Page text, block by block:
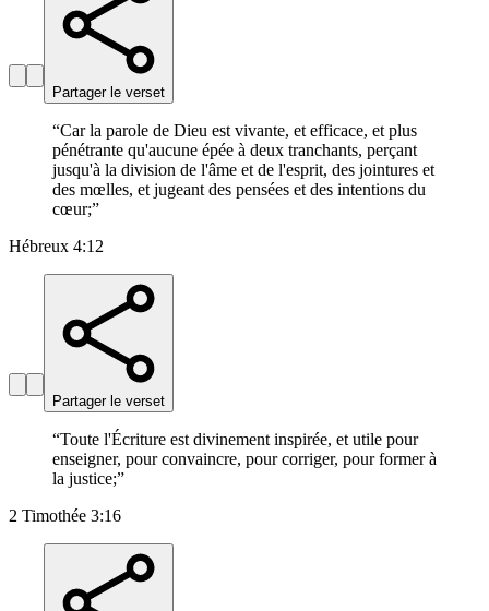
Partager le verset
“Car la parole de Dieu est vivante, et efficace, et plus
pénétrante qu'aucune épée à deux tranchants, perçant
jusqu'à la division de l'âme et de l'esprit, des jointures et
des mœlles, et jugeant des pensées et des intentions du
cœur;”
Hébreux 4:12
Partager le verset
“Toute l'Écriture est divinement inspirée, et utile pour
enseigner, pour convaincre, pour corriger, pour former à
la justice;”
2 Timothée 3:16